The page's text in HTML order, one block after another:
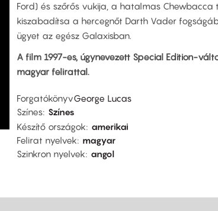
Ford) és szőrős vukija, a hatalmas
kiszabadítsa a hercegnőt Darth Vader
ügyet az egész Galaxisban.
A film 1997-es, úgynevezett Special Edition-
magyar felirattal.
ForgatókönyvGeorge Lucas
Színes Színes
Készítő országok
amerikai
Felirat nyelvek
magyar
Szinkron nyelvek
angol